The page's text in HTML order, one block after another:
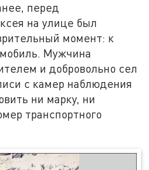
перед
на улице был
момент: к
Мужчина
и добровольно сел
с камер наблюдения
ни марку, ни
транспортного